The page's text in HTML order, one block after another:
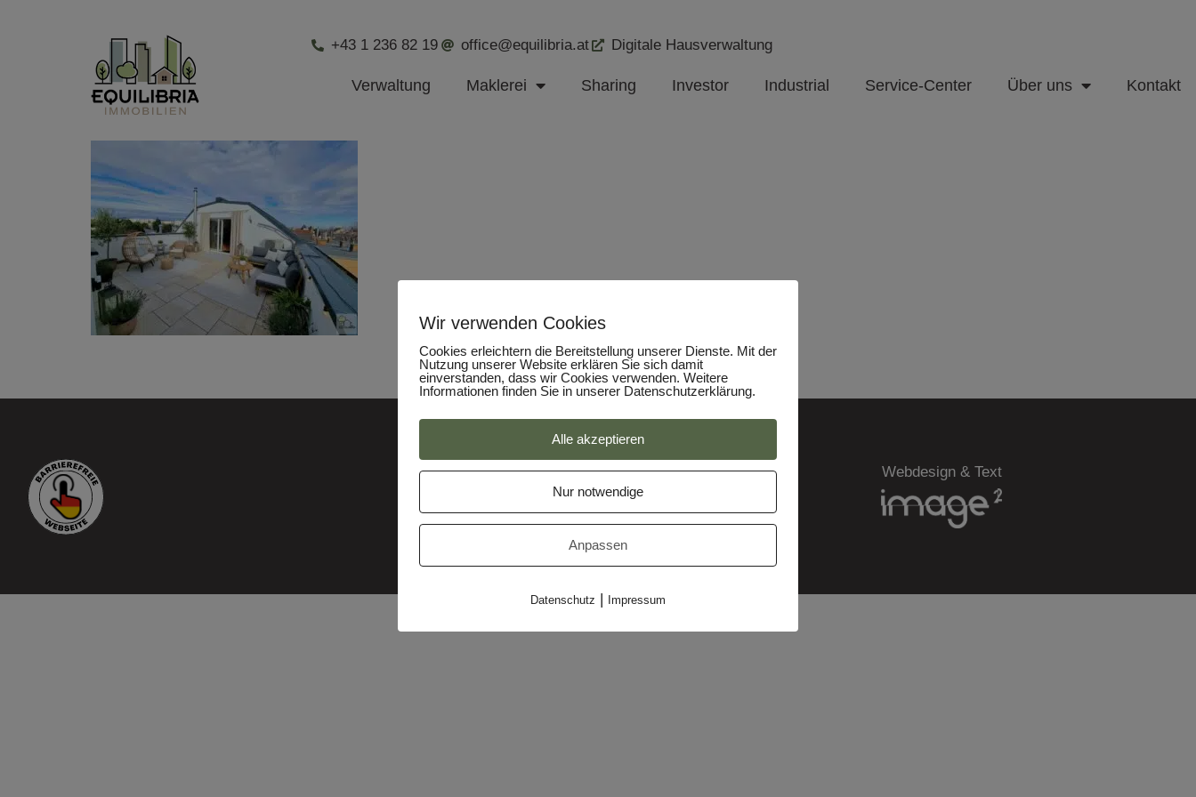
+43 1 236 82 19 office@equilibria.at Digitale Hausverwaltung
Verwaltung Maklerei Sharing Investor Industrial Service-Center Über uns Kontakt
Partner
Webdesign & Text
Wir verwenden Cookies
Cookies erleichtern die Bereitstellung unserer Dienste. Mit der
Nutzung unserer Website erklären Sie sich damit
einverstanden, dass wir Cookies verwenden. Weitere
Informationen finden Sie in unserer Datenschutzerklärung.
Alle akzeptieren
Nur notwendige
Anpassen
Datenschutz | Impressum